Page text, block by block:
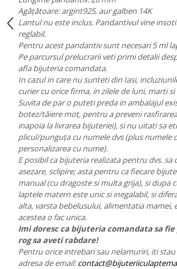
Agățătoare: argint925, aur galben 14K
Lantul nu este inclus. Pandantivul vine
reglabil.
Pentru acest pandantiv sunt necesari 5 ml
Pe parcursul prelucrarii veti primi detalii
afla bijuteria comandata.
In cazul in care nu sunteti din Iasi,
curier cu orice firma, in zilele de luni, marti
Suvita de par o puteti preda in ambalajul
botez/tăiere moț, pentru a preveni
inapoia la livrarea bijuteriei), si nu uitati sa
plicul/punguța cu numele dvs (plus numele
personalizarea cu nume).
E posibil ca bijuteria realizata pentru dvs. sa
asezare, sclipire; asta pentru ca fiecare
manual (cu dragoste si multa grija), si dupa
laptele matern este unic si inegalabil, si
alta, varsta bebelusului, alimentatia mamei,
acestea o fac unica.
Imi doresc ca bijuteria comandata sa
rog sa aveti rabdare!
Pentru orice intrebari sau nelamuriri, iti
adresa de email: